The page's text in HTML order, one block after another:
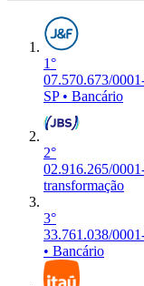
1°
07.570.673/
SP • Bancário
2°
02.916.265/
transformação
3°
33.761.038/
• Bancário